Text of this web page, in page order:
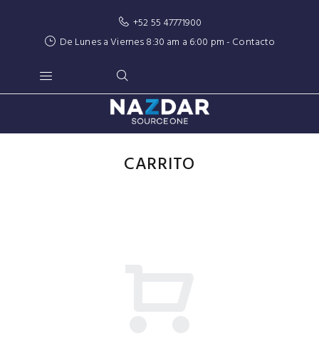
+52 55 47771900
De Lunes a Viernes 8:30 am a 6:00 pm - Contacto
CARRITO